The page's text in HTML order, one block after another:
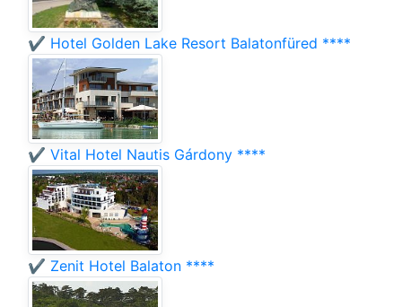
✔️ Hotel Golden Lake Resort Balatonfüred ****
✔️ Vital Hotel Nautis Gárdony ****
✔️ Zenit Hotel Balaton ****